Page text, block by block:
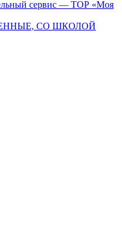
сервис — ТОР «Моя
СО ШКОЛОЙ